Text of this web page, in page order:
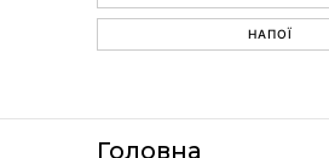
НАПОЇ
Головна